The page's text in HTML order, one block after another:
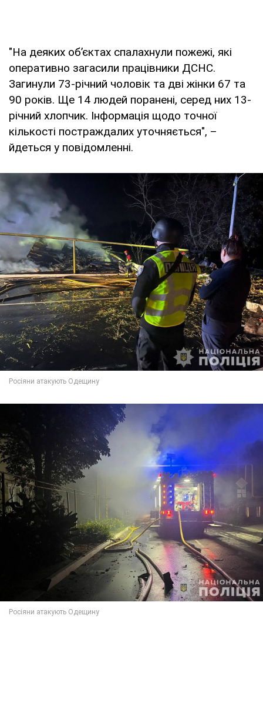
"На деяких об’єктах спалахнули пожежі, які
оперативно загасили працівники ДСНС.
Загинули 73-річний чоловік та дві жінки 67 та
90 років. Ще 14 людей поранені, серед них 13-
річний хлопчик. Інформація щодо точної
кількості постраждалих уточняється", –
йдеться у повідомленні.